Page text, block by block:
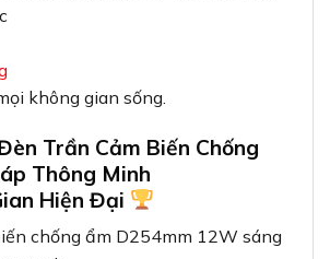
không gian sống.
Trần Cảm Biến Chống
Thông Minh
Hiện Đại
chống ẩm D254mm 12W sáng